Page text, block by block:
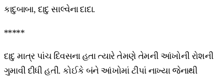
કાદુબાબા, દાદુ સાલ્વેના દાદા.
*****
દાદુ માત્ર પાંચ દિવસના હતા ત્યારે તેમણે તેમની આંખોની રોશની
ગુમાવી દીધી હતી. કોઈકે બંને આંખોમાં ટીપાં નાખ્યા જેનાથી